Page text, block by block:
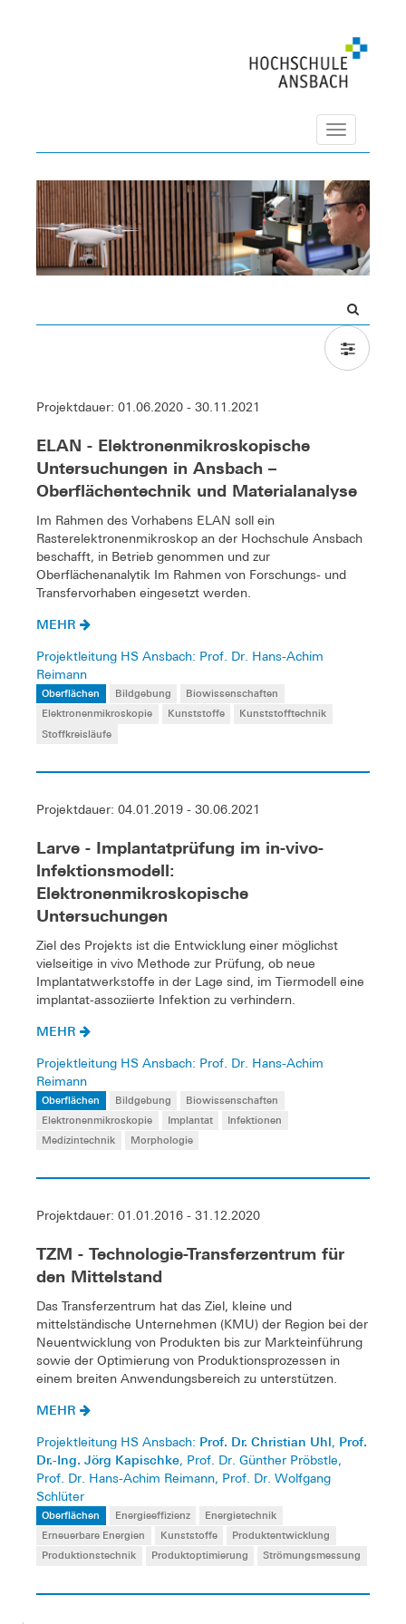
Navigation
Projektdauer: 01.06.2020 - 30.11.2021
ELAN - Elektronenmikroskopische
Untersuchungen in Ansbach –
Oberflächentechnik und Materialanalyse
Im Rahmen des Vorhabens ELAN soll ein
Rasterelektronenmikroskop an der Hochschule Ansbach
beschafft, in Betrieb genommen und zur
Oberflächenanalytik Im Rahmen von Forschungs- und
Transfervorhaben eingesetzt werden.
MEHR
Projektleitung HS Ansbach: Prof. Dr. Hans-Achim
Reimann
Oberflächen Bildgebung
Biowissenschaften
Elektronenmikroskopie
Kunststoffe
Kunststofftechnik
Stoffkreisläufe
Projektdauer: 04.01.2019 - 30.06.2021
Larve - Implantatprüfung im in-vivo-
lnfektionsmodell:
Elektronenmikroskopische
Untersuchungen
Ziel des Projekts ist die Entwicklung einer möglichst
vielseitige in vivo Methode zur Prüfung, ob neue
Implantatwerkstoffe in der Lage sind, im Tiermodell eine
implantat-assoziierte Infektion zu verhindern.
MEHR
Projektleitung HS Ansbach: Prof. Dr. Hans-Achim
Reimann
Oberflächen Bildgebung
Biowissenschaften
Elektronenmikroskopie
Implantat
Infektionen
Medizintechnik
Morphologie
Projektdauer: 01.01.2016 - 31.12.2020
TZM - Technologie-Transferzentrum für
den Mittelstand
Das Transferzentrum hat das Ziel, kleine und
mittelständische Unternehmen (KMU) der Region bei der
Neuentwicklung von Produkten bis zur Markteinführung
sowie der Optimierung von Produktionsprozessen in
einem breiten Anwendungsbereich zu unterstützen.
MEHR
Projektleitung HS Ansbach: Prof. Dr. Christian Uhl, Prof.
Dr.-Ing. Jörg Kapischke, Prof. Dr. Günther Pröbstle,
Prof. Dr. Hans-Achim Reimann, Prof. Dr. Wolfgang
Schlüter
Oberflächen Energieeffizienz
Energietechnik
Erneuerbare Energien
Kunststoffe
Produktentwicklung
Produktionstechnik
Produktoptimierung Strömungsmessung